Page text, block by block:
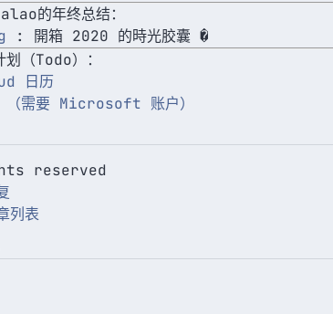
的年终总结：
: 開箱 2020 的時光胶囊 �
（Todo）：
日历
（需要 Microsoft 账户）
reserved
列表